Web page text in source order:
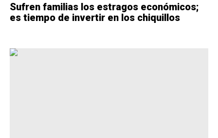
Sufren familias los estragos económicos;
es tiempo de invertir en los chiquillos